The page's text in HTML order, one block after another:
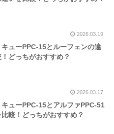
2026.03.19
ューPPC-15とルーフェンの違
どっちがおすすめ？
2026.03.17
ューPPC-15とアルファPPC-51
較！どっちがおすすめ？